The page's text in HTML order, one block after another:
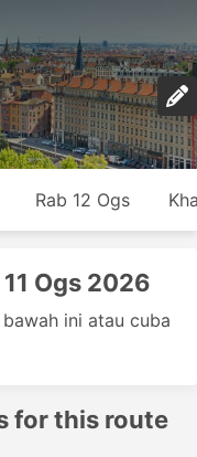
Rab 12 Ogs
Ogs 2026
ini atau cuba
for this route